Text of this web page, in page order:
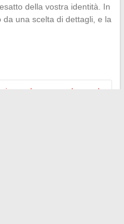
della vostra identità. In
una scelta di dettagli, e la
da non perdere nel